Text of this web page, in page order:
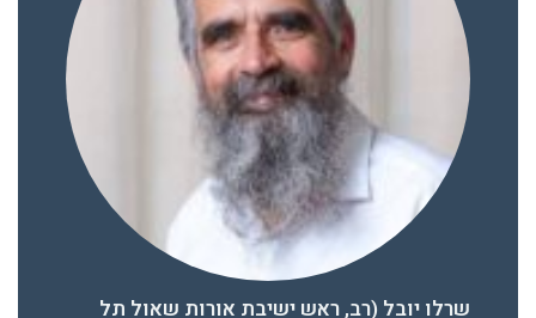
שרלו יובל (רב, ראש ישיבת אורות שאול תל